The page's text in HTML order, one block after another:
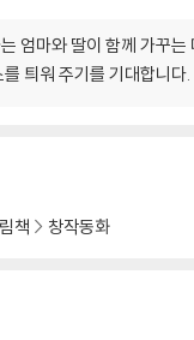
엄마와 딸이 함께 가꾸
틔워 주기를 기대합니다.
책 창작동화